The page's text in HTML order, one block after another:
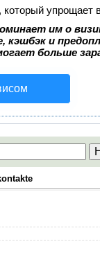
упрощает
им о
кэшбэк и
больше